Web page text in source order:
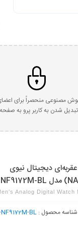
مصنوعی منحصراً برای
شدن به کاربر پرو به
دیجیتال نیوی
Analog Digital Watch
شناسه محصول :NF9172M-BL